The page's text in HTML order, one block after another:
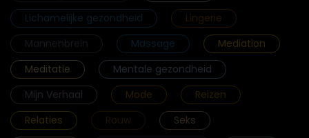
Lichamelijke gezondheid
Lingerie
Mannenbrein
Massage
Mediation
Meditatie
Mentale gezondheid
Mijn Verhaal
Mode
Reizen
Relaties
Rouw
Seks